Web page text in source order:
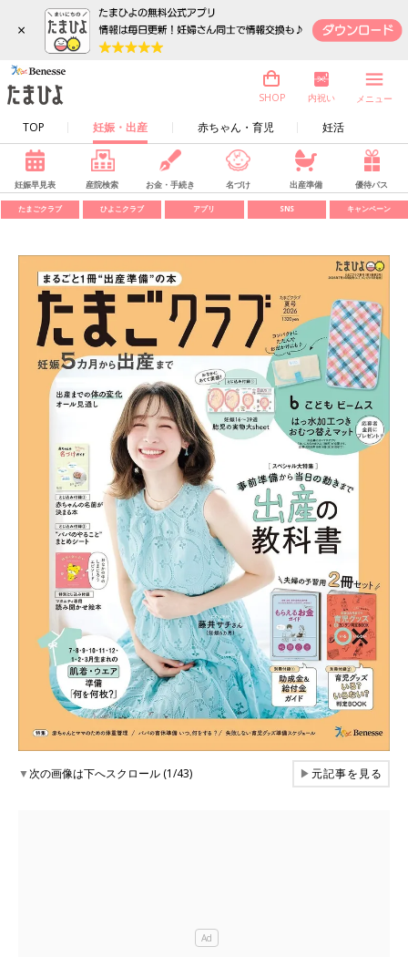
×
TOP 妊娠・出産 赤ちゃん・育児 妊活
SHOP 内祝い メニュー
妊娠早見表 産院検索 お金・手続き 名づけ 出産準備 優待パス
たまごクラブ ひよこクラブ アプリ SNS キャンペーン
▼次の画像は下へスクロール (1/43) ▶元記事を見る